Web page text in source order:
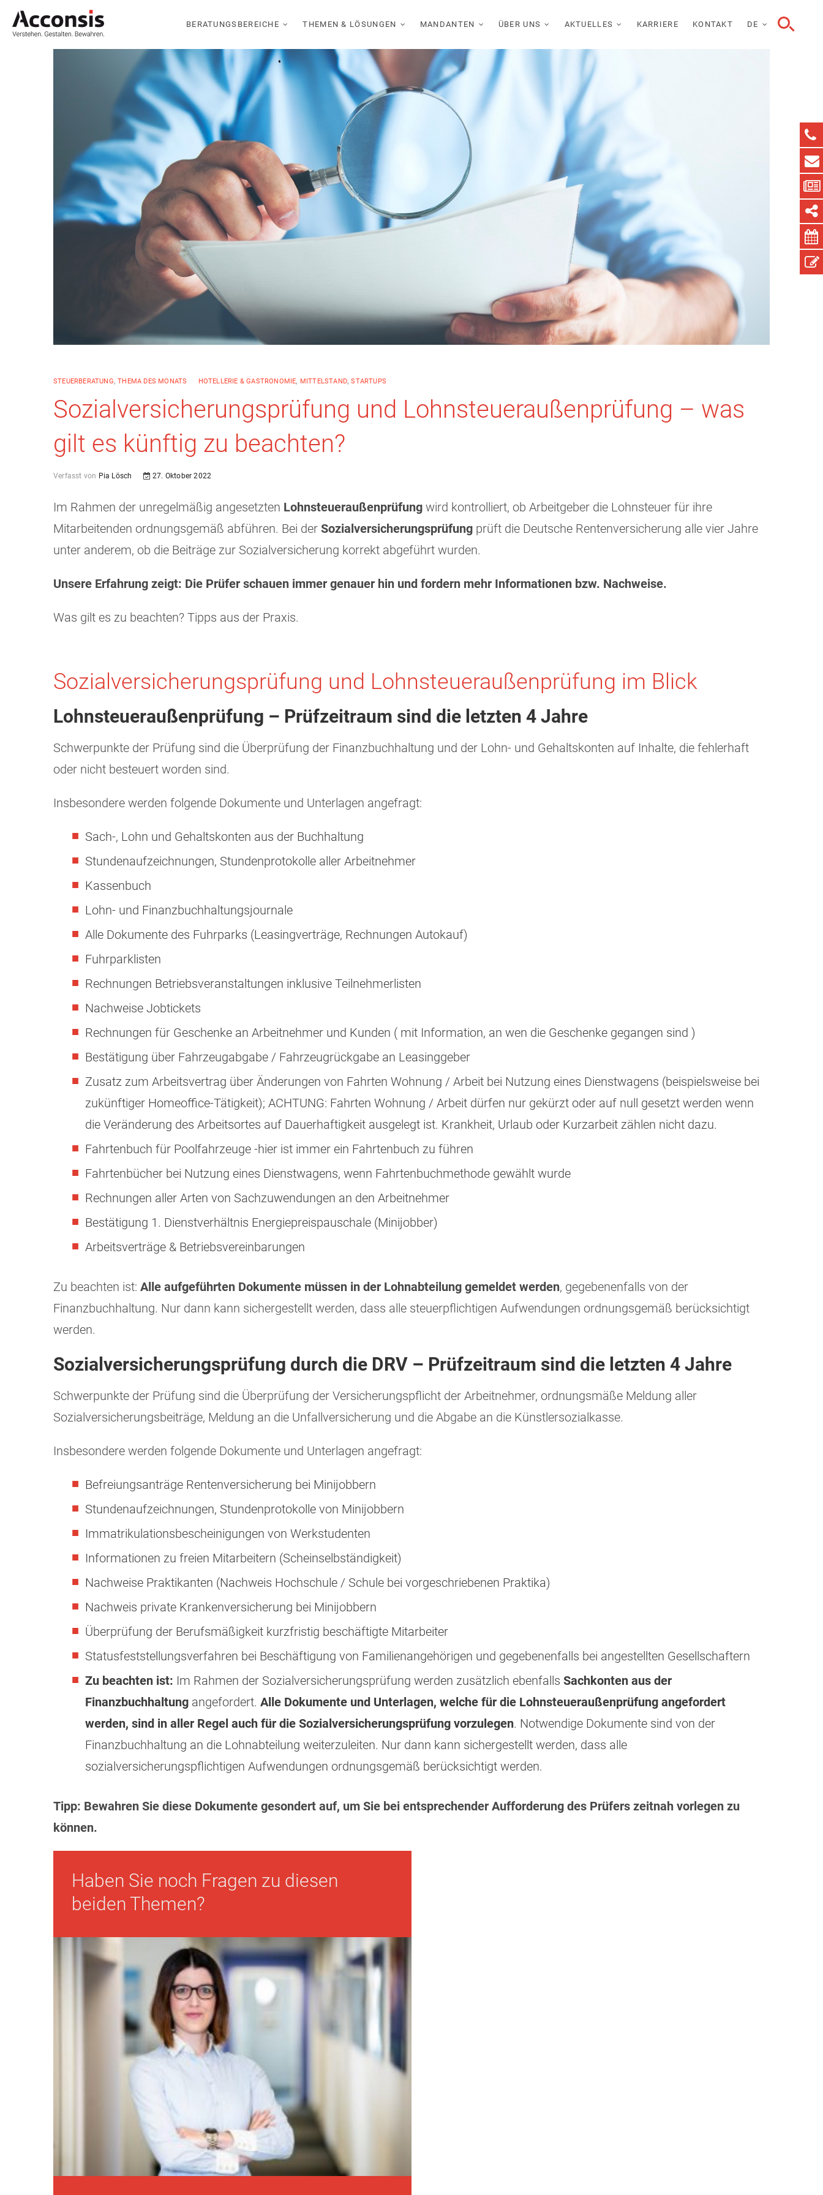
BERATUNGSBEREICHE THEMEN & LÖSUNGEN MANDANTEN ÜBER UNS AKTUELLES KARRIERE KONTAKT DE
STEUERBERATUNG,THEMA DES MONATS HOTELLERIE & GASTRONOMIE, MITTELSTAND,STARTUPS
Sozialversicherungsprüfung und Lohnsteueraußenprüfung – was
gilt es künftig zu beachten?
Verfasst von Pia Lösch 27. Oktober 2022
Im Rahmen der unregelmäßig angesetzten Lohnsteueraußenprüfung wird kontrolliert, ob Arbeitgeber die Lohnsteuer für ihre
Mitarbeitenden ordnungsgemäß abführen. Bei der Sozialversicherungsprüfung prüft die Deutsche Rentenversicherung alle vier Jahre
unter anderem, ob die Beiträge zur Sozialversicherung korrekt abgeführt wurden.
Unsere Erfahrung zeigt: Die Prüfer schauen immer genauer hin und fordern mehr Informationen bzw. Nachweise.
Was gilt es zu beachten? Tipps aus der Praxis.
Sozialversicherungsprüfung und Lohnsteueraußenprüfung im Blick
Lohnsteueraußenprüfung – Prüfzeitraum sind die letzten 4 Jahre
Schwerpunkte der Prüfung sind die Überprüfung der Finanzbuchhaltung und der Lohn- und Gehaltskonten auf Inhalte, die fehlerhaft
oder nicht besteuert worden sind.
Insbesondere werden folgende Dokumente und Unterlagen angefragt:
Sach-, Lohn und Gehaltskonten aus der Buchhaltung
Stundenaufzeichnungen, Stundenprotokolle aller Arbeitnehmer
Kassenbuch
Lohn- und Finanzbuchhaltungsjournale
Alle Dokumente des Fuhrparks (Leasingverträge, Rechnungen Autokauf)
Fuhrparklisten
Rechnungen Betriebsveranstaltungen inklusive Teilnehmerlisten
Nachweise Jobtickets
Rechnungen für Geschenke an Arbeitnehmer und Kunden ( mit Information, an wen die Geschenke gegangen sind )
Bestätigung über Fahrzeugabgabe / Fahrzeugrückgabe an Leasinggeber
Zusatz zum Arbeitsvertrag über Änderungen von Fahrten Wohnung / Arbeit bei Nutzung eines Dienstwagens (beispielsweise bei
zukünftiger Homeoffice-Tätigkeit); ACHTUNG: Fahrten Wohnung / Arbeit dürfen nur gekürzt oder auf null gesetzt werden wenn
die Veränderung des Arbeitsortes auf Dauerhaftigkeit ausgelegt ist. Krankheit, Urlaub oder Kurzarbeit zählen nicht dazu.
Fahrtenbuch für Poolfahrzeuge -hier ist immer ein Fahrtenbuch zu führen
Fahrtenbücher bei Nutzung eines Dienstwagens, wenn Fahrtenbuchmethode gewählt wurde
Rechnungen aller Arten von Sachzuwendungen an den Arbeitnehmer
Bestätigung 1. Dienstverhältnis Energiepreispauschale (Minijobber)
Arbeitsverträge & Betriebsvereinbarungen
Zu beachten ist: Alle aufgeführten Dokumente müssen in der Lohnabteilung gemeldet werden, gegebenenfalls von der
Finanzbuchhaltung. Nur dann kann sichergestellt werden, dass alle steuerpflichtigen Aufwendungen ordnungsgemäß berücksichtigt
werden.
Sozialversicherungsprüfung durch die DRV – Prüfzeitraum sind die letzten 4 Jahre
Schwerpunkte der Prüfung sind die Überprüfung der Versicherungspflicht der Arbeitnehmer, ordnungsmäße Meldung aller
Sozialversicherungsbeiträge, Meldung an die Unfallversicherung und die Abgabe an die Künstlersozialkasse.
Insbesondere werden folgende Dokumente und Unterlagen angefragt:
Befreiungsanträge Rentenversicherung bei Minijobbern
Stundenaufzeichnungen, Stundenprotokolle von Minijobbern
Immatrikulationsbescheinigungen von Werkstudenten
Informationen zu freien Mitarbeitern (Scheinselbständigkeit)
Nachweise Praktikanten (Nachweis Hochschule / Schule bei vorgeschriebenen Praktika)
Nachweis private Krankenversicherung bei Minijobbern
Überprüfung der Berufsmäßigkeit kurzfristig beschäftigte Mitarbeiter
Statusfeststellungsverfahren bei Beschäftigung von Familienangehörigen und gegebenenfalls bei angestellten Gesellschaftern
Zu beachten ist: Im Rahmen der Sozialversicherungsprüfung werden zusätzlich ebenfalls Sachkonten aus der
Finanzbuchhaltung angefordert. Alle Dokumente und Unterlagen, welche für die Lohnsteueraußenprüfung angefordert
werden, sind in aller Regel auch für die Sozialversicherungsprüfung vorzulegen. Notwendige Dokumente sind von der
Finanzbuchhaltung an die Lohnabteilung weiterzuleiten. Nur dann kann sichergestellt werden, dass alle
sozialversicherungspflichtigen Aufwendungen ordnungsgemäß berücksichtigt werden.
Tipp: Bewahren Sie diese Dokumente gesondert auf, um Sie bei entsprechender Aufforderung des Prüfers zeitnah vorlegen zu
können.
Haben Sie noch Fragen zu diesen
beiden Themen?